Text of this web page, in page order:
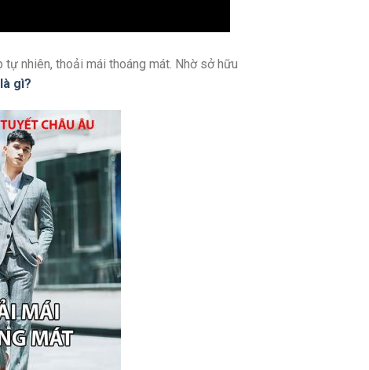
nhiên, thoải mái thoáng mát. Nhờ sở hữu
gì?